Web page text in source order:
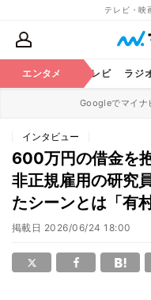
テレビ・映
エンタメ
芸能 テレビ ラジ
Googleでマイナ
インタビュー
600万円の借金を
非正規雇用の研究
たシーンとは「有
掲載日 2026/06/24 18:00